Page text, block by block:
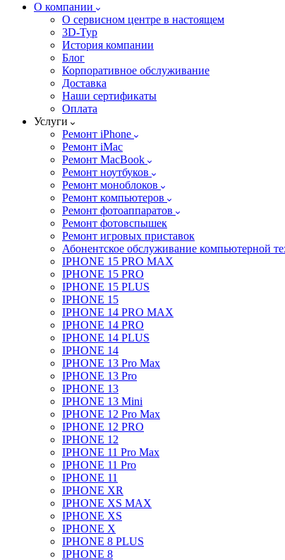
О компании
О сервисном центре в настоящем
3D-Тур
История компании
Блог
Корпоративное обслуживание
Доставка
Наши сертификаты
Оплата
Услуги
Ремонт iPhone
Ремонт iMac
Ремонт MacBook
Ремонт ноутбуков
Ремонт моноблоков
Ремонт компьютеров
Ремонт фотоаппаратов
Ремонт фотовспышек
Ремонт игровых приставок
Абонентское обслуживание компьютерной
IPHONE 15 PRO MAX
IPHONE 15 PRO
IPHONE 15 PLUS
IPHONE 15
IPHONE 14 PRO MAX
IPHONE 14 PRO
IPHONE 14 PLUS
IPHONE 14
IPHONE 13 Pro Max
IPHONE 13 Pro
IPHONE 13
IPHONE 13 Mini
IPHONE 12 Pro Max
IPHONE 12 PRO
IPHONE 12
IPHONE 11 Pro Max
IPHONE 11 Pro
IPHONE 11
IPHONE XR
IPHONE XS MAX
IPHONE XS
IPHONE X
IPHONE 8 PLUS
IPHONE 8